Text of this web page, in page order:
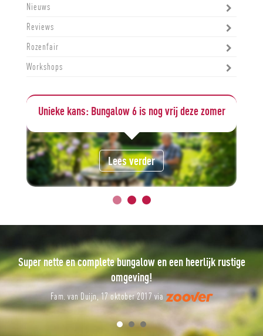
Nieuws
Reviews
Rozenfair
Workshops
Een afscheidsbericht
Lees verder
Een prachtige week op heerlijk rustig park!
J. G. Kuipers, 11 oktober 2017 via